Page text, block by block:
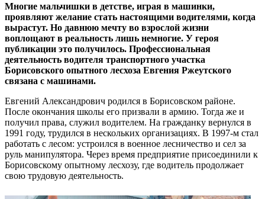
Многие мальчишки в детстве, играя в машинки,
проявляют желание стать настоящими водителями, когда
вырастут. Но давнюю мечту во взрослой жизни
воплощают в реальность лишь немногие. У героя
публикации это получилось. Профессиональная
деятельность водителя транспортного участка
Борисовского опытного лесхоза Евгения Ржеутского
связана с машинами.
Евгений Александрович родился в Борисовском районе.
После окончания школы его призвали в армию. Тогда же и
получил права, служил водителем. На гражданку вернулся в
1991 году, трудился в нескольких организациях. В 1997-м стал
работать с лесом: устроился в военное лесничество и сел за
руль манипулятора. Через время предприятие присоединили к
Борисовскому опытному лесхозу, где водитель продолжает
свою трудовую деятельность.